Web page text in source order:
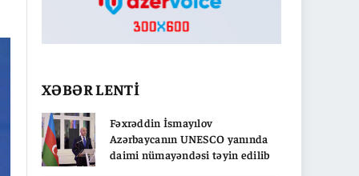
XƏBƏR LENTİ
Fəxrəddin İsmayılov
Azərbaycanın UNESCO yanında
daimi nümayəndəsi təyin edilib